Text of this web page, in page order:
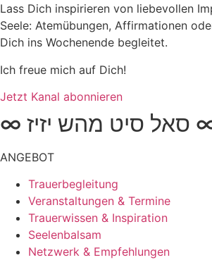
Lass Dich inspirieren von liebevollen
Seele: Atemübungen, Affirmationen
Dich ins Wochenende begleitet.
Ich freue mich auf Dich!
Jetzt Kanal abonnieren
מהש יזיז ∞
ANGEBOT
Trauerbegleitung
Veranstaltungen & Termine
Trauerwissen & Inspiration
Seelenbalsam
Netzwerk & Empfehlungen